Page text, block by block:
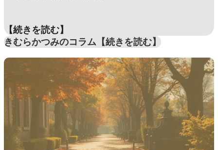
【続きを読む】
きむらかつみのコラム【続きを読む】